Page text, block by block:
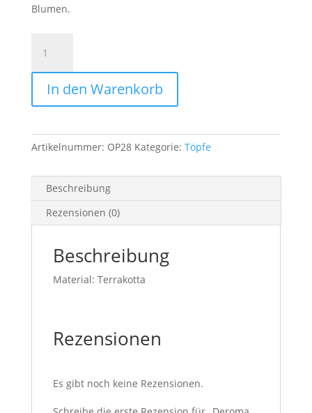
Blumen.
Pflanztopf
Zylinder
Bordato
Ø28cm
Menge
In den Warenkorb
Artikelnummer: OP28 Kategorie: Töpfe
Beschreibung
Rezensionen (0)
Beschreibung
Material: Terrakotta
Rezensionen
Es gibt noch keine Rezensionen.